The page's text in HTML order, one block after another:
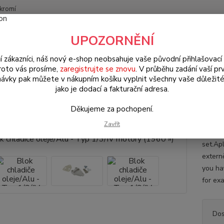
Hledat
Transporter T.25 (1979 » 92) Motorové díly (Engine parts) Blok
chladiče oleje/Alu - Typ 1/3/IV
Blok
you
for
UPOZORNĚNÍ
zákazníci, náš nový e-shop neobsahuje vaše původní přihlašovací
vás prosíme, zaregistrujte se znovu. V průběhu zadání vaší
pak můžete v nákupním košíku vyplnit všechny vaše
jako je dodací a fakturační adresa.
Děkujeme za pochopení.
Zavřít